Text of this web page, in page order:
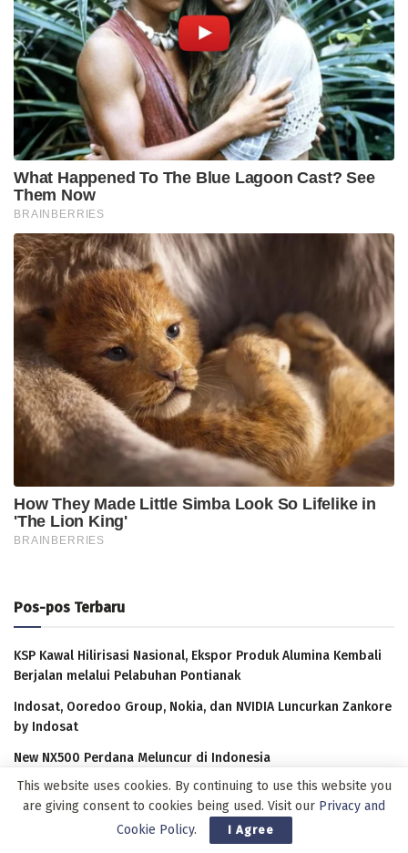
Pos-pos Terbaru
KSP Kawal Hilirisasi Nasional, Ekspor Produk Alumina Kembali
Berjalan melalui Pelabuhan Pontianak
Indosat, Ooredoo Group, Nokia, dan NVIDIA Luncurkan Zankore
by Indosat
New NX500 Perdana Meluncur di Indonesia
Bank Kalbar Raih Indonesia Public Relations Awards 2026,
Bukti Reputasi yang Kian Kokoh
XLSMART Hadirkan Layanan Aktivasi SIM Card di Bandara
This website uses cookies. By continuing to use this website you
are giving consent to cookies being used. Visit our Privacy and
Cookie Policy. I Agree